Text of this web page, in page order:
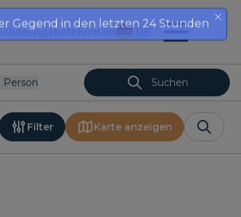
AngeboteKontakt DE
Person Suchen
Filter Karte anzeigen
Gegend in den letzten 24 Stunden